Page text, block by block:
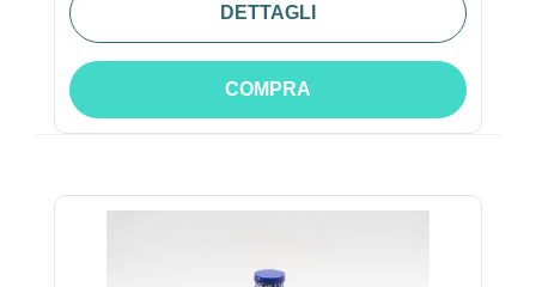
DETTAGLI
COMPRA